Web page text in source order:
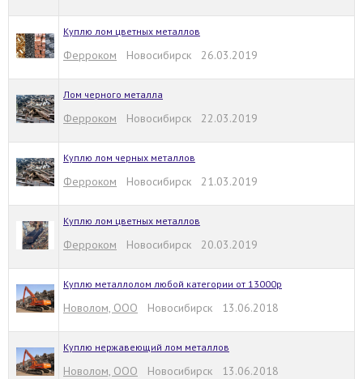
Куплю лом цветных металлов
Ферроком Новосибирск 26.03.2019
Лом черного металла
Ферроком Новосибирск 22.03.2019
Куплю лом черных металлов
Ферроком Новосибирск 21.03.2019
Куплю лом цветных металлов
Ферроком Новосибирск 20.03.2019
Куплю металлолом любой категории от 13000р
Новолом, ООО Новосибирск 13.06.2018
Куплю нержавеющий лом металлов
Новолом, ООО Новосибирск 13.06.2018